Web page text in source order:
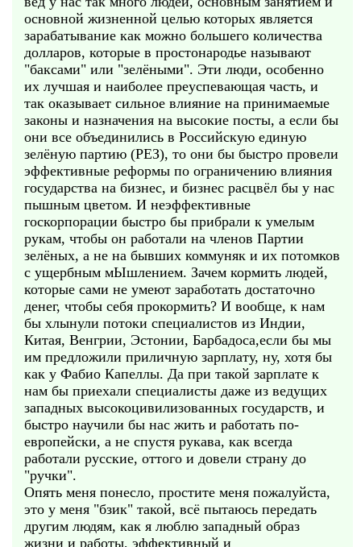
основной жизненной целью которых является
зарабатывание как можно большего количества
долларов, которые в простонародье называют
"баксами" или "зелёными". Эти люди, особенно
их лучшая и наиболее преуспевающая часть, и
так оказывает сильное влияние на принимаемые
законы и назначения на высокие посты, а если бы
они все объединились в Российскую единую
зелёную партию (РЕЗ), то они бы быстро провели
эффективные реформы по ограничению влияния
государства на бизнес, и бизнес расцвёл бы у нас
пышным цветом. И неэффективные
госкорпорации быстро бы прибрали к умелым
рукам, чтобы он работали на членов Партии
зелёных, а не на бывших коммуняк и их потомков
с ущербным мЫшлением. Зачем кормить людей,
которые сами не умеют заработать достаточно
денег, чтобы себя прокормить? И вообще, к нам
бы хлынули потоки специалистов из Индии,
Китая, Венгрии, Эстонии, Барбадоса,если бы мы
им предложили приличную зарплату, ну, хотя бы
как у Фабио Капеллы. Да при такой зарплате к
нам бы приехали специалисты даже из ведущих
западных высокоцивилизованных государств, и
быстро научили бы нас жить и работать по-
европейски, а не спустя рукава, как всегда
работали русские, оттого и довели страну до
"ручки".
Опять меня понесло, простите меня пожалуйста,
это у меня "бзик" такой, всё пытаюсь передать
другим людям, как я люблю западный образ
жизни и работы, эффективный и